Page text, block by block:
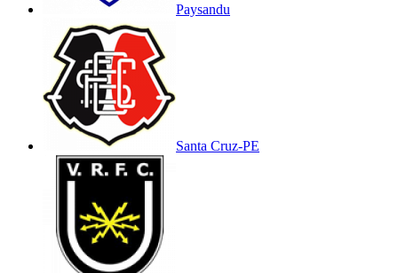
Paysandu
Santa Cruz-PE